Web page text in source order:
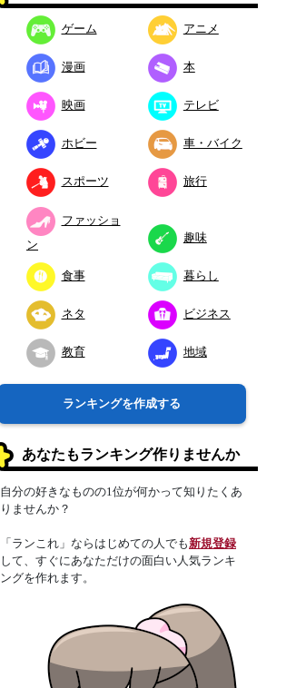
ゲーム アニメ
漫画 本
映画 テレビ
ホビー 車・バイク
スポーツ 旅行
ファッショ
ン
趣味
食事 暮らし
ネタ ビジネス
教育 地域
ランキングを作成する
あなたもランキング作りませんか
自分の好きなものの1位が何かって知りたくあ
りませんか？
「ランこれ」ならはじめての人でも新規登録
して、すぐにあなただけの面白い人気ランキ
ングを作れます。